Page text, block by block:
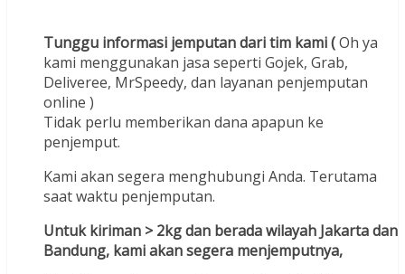
Tunggu informasi jemputan dari tim kami (Oh ya
kami menggunakan jasa seperti Gojek, Grab,
Deliveree, MrSpeedy, dan layanan penjemputan
online )
Tidak perlu memberikan dana apapun ke
penjemput.
Kami akan segera menghubungi Anda. Terutama
saat waktu penjemputan.
Untuk kiriman > 2kg dan berada wilayah Jakarta dan
Bandung, kami akan segera menjemputnya,